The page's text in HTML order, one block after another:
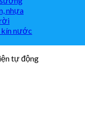
nhựa
kín nước
tự động